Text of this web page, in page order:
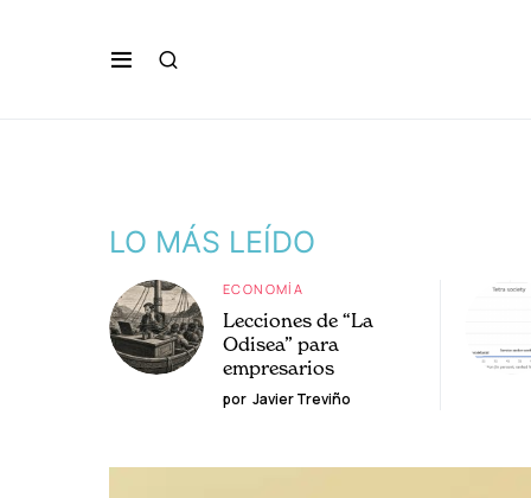
LO MÁS LEÍDO
ECONOMÍA
Lecciones de “La
Odisea” para
empresarios
por Javier Treviño